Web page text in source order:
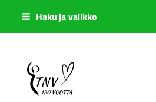
Siirry
sisältöön
Haku ja valikko
Sivuston etusivulle